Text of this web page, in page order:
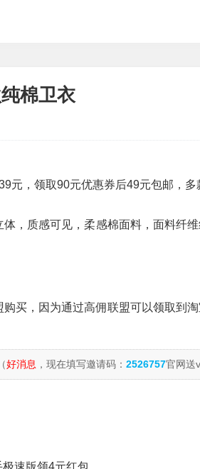
棉卫衣
元，领取90元优惠券后49元包邮，多
，质感可见，柔感棉面料，面料纤
买，因为通过高佣联盟可以领取到
（好消息 ，现在填写邀请码： 2526757官网送
速版领4元红包